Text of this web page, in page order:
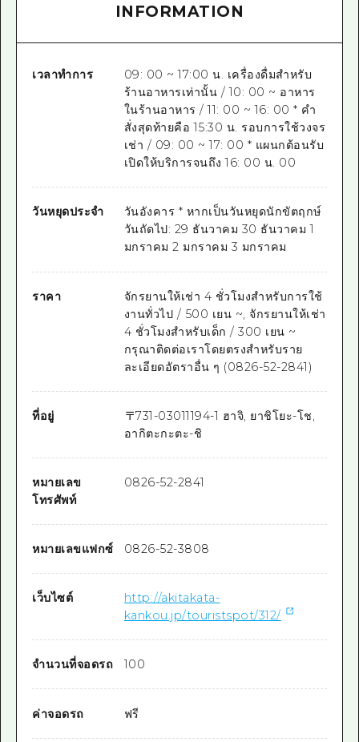
INFORMATION
เวลาทำการ
09: 00 ~ 17:00 น. เครื่องดื่มสำหรับ
ร้านอาหารเท่านั้น / 10: 00 ~ อาหาร
ในร้านอาหาร / 11: 00 ~ 16: 00 * คำ
สั่งสุดท้ายคือ 15:30 น. รอบการใช้วงจร
เช่า / 09: 00 ~ 17: 00 * แผนกต้อนรับ
เปิดให้บริการจนถึง 16: 00 น. 00
วันหยุดประจำ
วันอังคาร * หากเป็นวันหยุดนักขัตฤกษ์
วันถัดไป: 29 ธันวาคม 30 ธันวาคม 1
มกราคม 2 มกราคม 3 มกราคม
ราคา
จักรยานให้เช่า 4 ชั่วโมงสำหรับการใช้
งานทั่วไป / 500 เยน ~, จักรยานให้เช่า
4 ชั่วโมงสำหรับเด็ก / 300 เยน ~
กรุณาติดต่อเราโดยตรงสำหรับราย
ละเอียดอัตราอื่น ๆ (0826-52-2841)
ที่อยู่ 〒731-03011194-1 ฮาจิ, ยาชิโยะ-โช,
อากิตะกะตะ-ชิ
หมายเลข
โทรศัพท์
0826-52-2841
หมายเลขแฟกซ์ 0826-52-3808
เว็บไซต์
http://akitakata-
kankou.jp/touristspot/312/
จำนวนที่จอดรถ 100
ค่าจอดรถ ฟรี